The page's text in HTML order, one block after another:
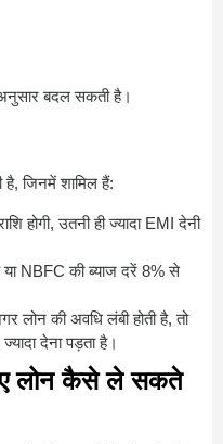
बदल सकती है।
है, जिनमें शामिल हैं:
होगी, उतनी ही ज्यादा EMI देनी
NBFC की ब्याज दरें 8% से
लोन की अवधि लंबी होती है, तो
देना पड़ता है।
लोन कैसे ले सकते